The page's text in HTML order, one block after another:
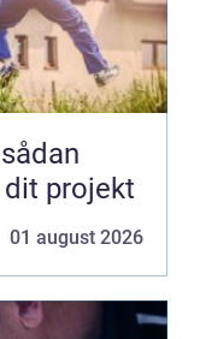
projekt
01 august 2026